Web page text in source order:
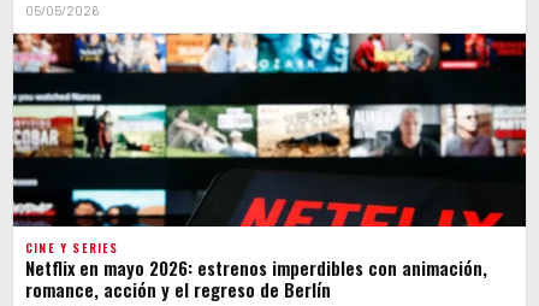
05/05/2026
CINE Y SERIES
Netflix en mayo 2026: estrenos imperdibles con animación,
romance, acción y el regreso de Berlín